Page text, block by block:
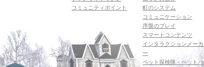
コミュニティポイント
町のシステム
コミュニケーション
序盤のプレイ
スマートコンテンツ
インタラクションメーカ
ー
ペット探検隊・ペットハ